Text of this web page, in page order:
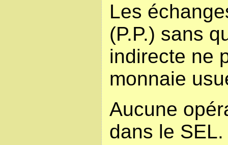
Les
(P.P.) sans
indirecte ne
monnaie
Aucune
dans le SEL.